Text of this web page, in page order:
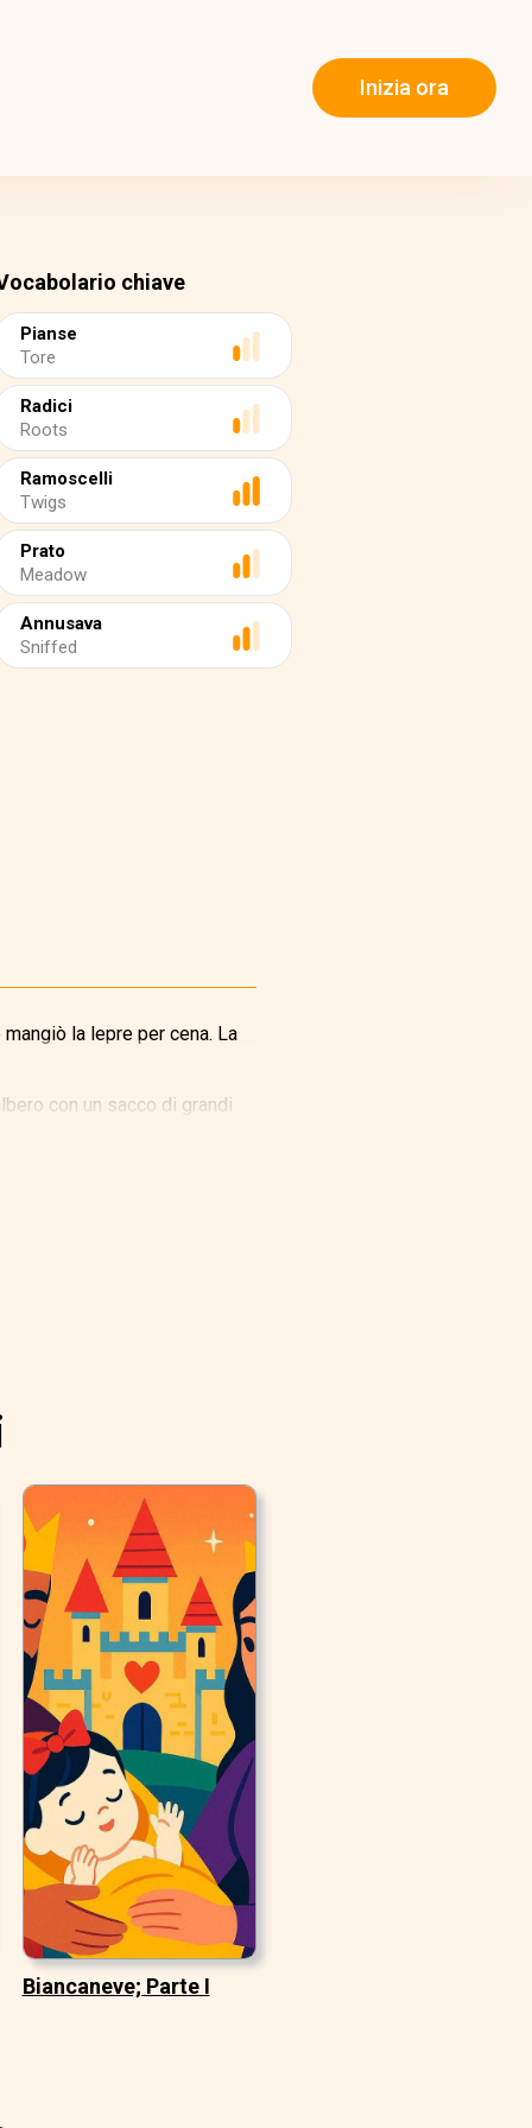
Inizia ora
chiave
Pianse
Tore
Radici
Roots
Ramoscelli
Twigs
Prato
Meadow
Annusava
Sniffed
la lepre per cena. La
con un sacco di grandi
Biancaneve; Parte I